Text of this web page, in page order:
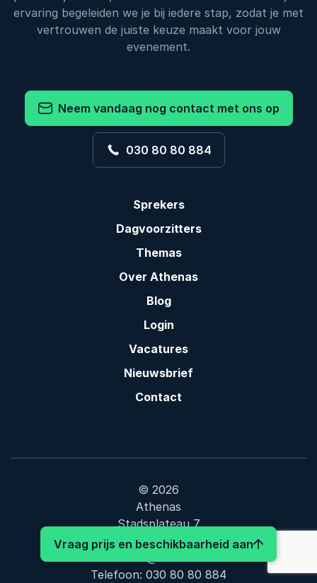
Vraag prijs en beschikbaarheid aan: Nils
ervaring begeleiden we je bij iedere stap, zodat je met
vertrouwen de juiste keuze maakt voor jouw
evenement.
Neem vandaag nog contact met ons op
030 80 80 884
Sprekers
Dagvoorzitters
Themas
Over Athenas
Blog
Login
Vacatures
Nieuwsbrief
Contact
© 2026
Athenas
Stadsplateau 7
3521 AZ Utrecht
Telefoon: 030 80 80 884